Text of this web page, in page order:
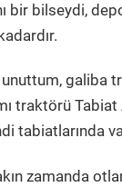
bir bilseydi,
galiba
traktörü
tabiatlarında
zamanda